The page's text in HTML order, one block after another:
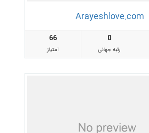
Arayeshlove.com
66
امتیاز
0
رتبه جهانی